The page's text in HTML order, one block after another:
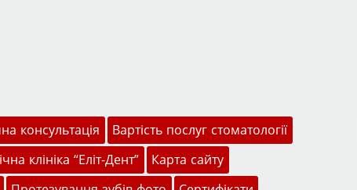
консультація
Вартість послуг стоматології
клініка “Еліт-Дент”
Карта сайту